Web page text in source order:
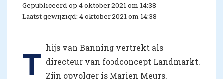
Gepubliceerd op 4 oktober 2021 om 14:38
Laatst gewijzigd: 4 oktober 2021 om 14:38
T hijs van Banning vertrekt als
directeur van foodconcept Landmarkt.
Zijn opvolger is Marien Meurs,